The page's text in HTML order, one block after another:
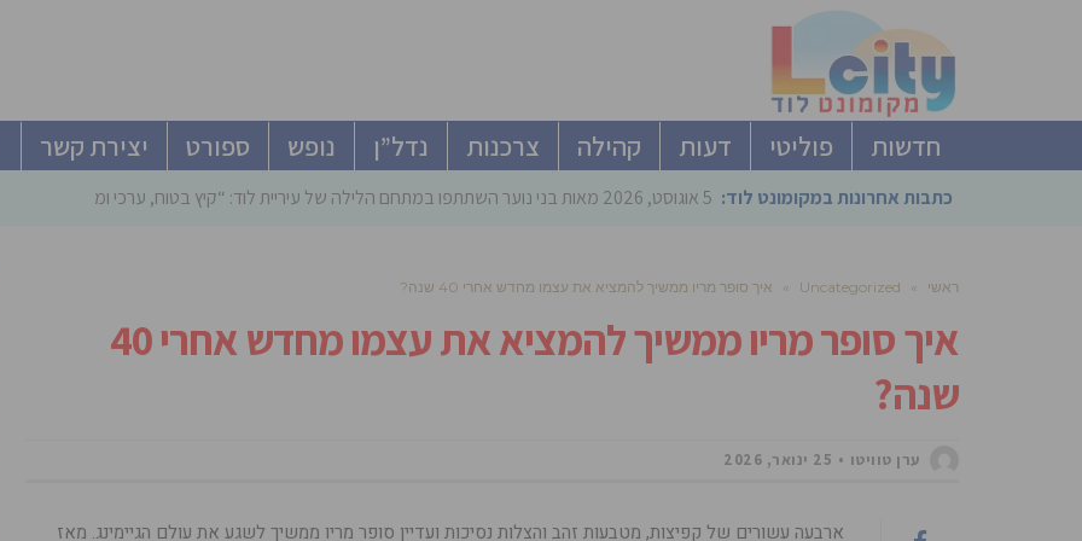
חדשות פוליטי דעות קהילה צרכנות נדל”ן נופש ספורט יצירת קשר
כתבות אחרונות במקומונט לוד: 5 אוגוסט, 2026 מאות בני נוער השתתפו במתחם הלילה של עיריית לוד: “קיץ בטוח, ערכי ומהנה”
ראשי »
Uncategorized
» איך סופר מריו ממשיך להמציא את עצמו מחדש אחרי 40 שנה?
איך סופר מריו ממשיך להמציא את עצמו מחדש אחרי 40
שנה?
ערן טוויטו 25 ינואר, 2026
ארבעה עשורים של קפיצות, מטבעות זהב והצלות נסיכות ועדיין סופר מריו ממשיך לשגע את עולם הגיימינג. מאז